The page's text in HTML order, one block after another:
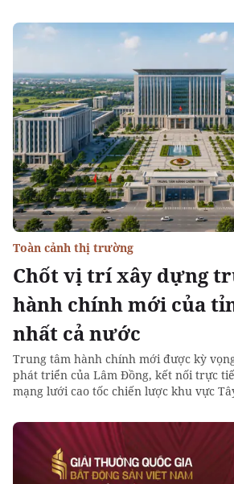
Chốt vị trí xây dựng
hành chính mới của
nhất cả nước
Toàn cảnh thị trường
Trung tâm hành chính mới được kỳ
phát triển của Lâm Đồng, kết nối trực
mạng lưới cao tốc chiến lược khu vực